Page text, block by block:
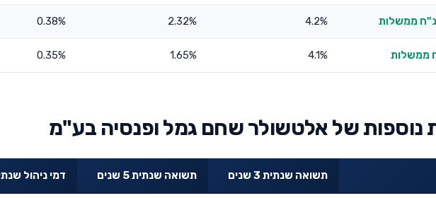
ממשלות 4.2%
2.32%
0.38%
ממשלות 4.1%
1.65%
0.35%
נוספות של אלטשולר שחם גמל ופנסיה בע"מ
תשואה שנתית 3 שנים תשואה שנתית 5 שנים דמי ניהול